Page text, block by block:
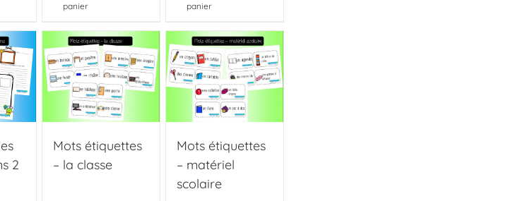
panier
panier
2
Mots étiquettes
– la classe
Mots étiquettes
– matériel
scolaire